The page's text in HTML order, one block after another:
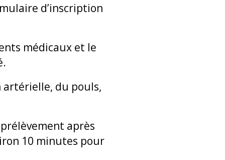
d’inscription
médicaux et le
artérielle, du pouls,
après
10 minutes pour